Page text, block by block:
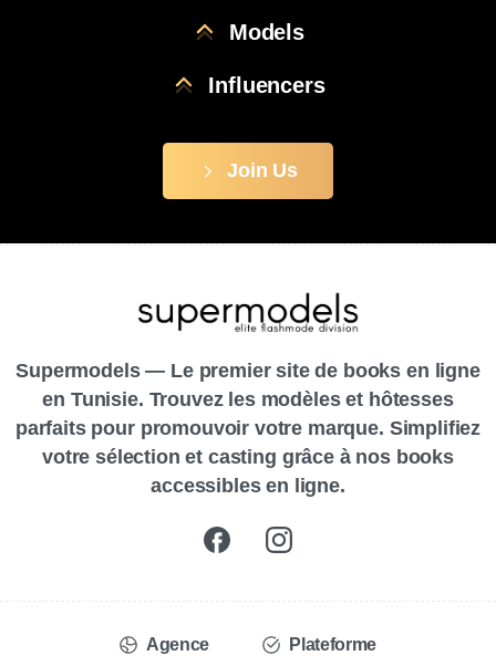
Models
Influencers
Join Us
Supermodels — Le premier site de books en ligne
en Tunisie. Trouvez les modèles et hôtesses
parfaits pour promouvoir votre marque. Simplifiez
votre sélection et casting grâce à nos books
accessibles en ligne.
Agence Plateforme